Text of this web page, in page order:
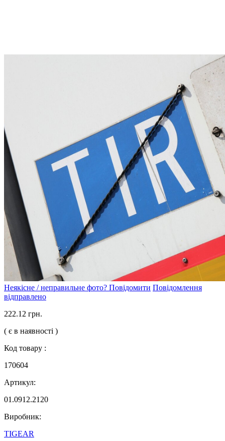
Неякісне / неправильне фото? Повідомити Повідомлення
відправлено
222.12 грн.
( є в наявності )
Код товару :
170604
Артикул:
01.0912.2120
Виробник:
TIGEAR